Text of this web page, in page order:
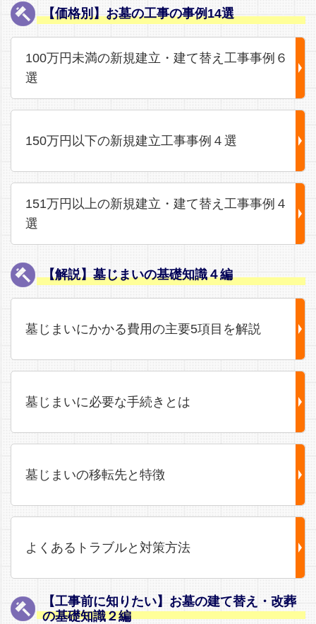
【価格別】お墓の工事の事例14選
100万円未満の新規建立・建て替え工事事例６
選
150万円以下の新規建立工事事例４選
151万円以上の新規建立・建て替え工事事例４
選
【解説】墓じまいの基礎知識４編
墓じまいにかかる費用の主要5項目を解説
墓じまいに必要な手続きとは
墓じまいの移転先と特徴
よくあるトラブルと対策方法
【工事前に知りたい】お墓の建て替え・改葬
の基礎知識２編